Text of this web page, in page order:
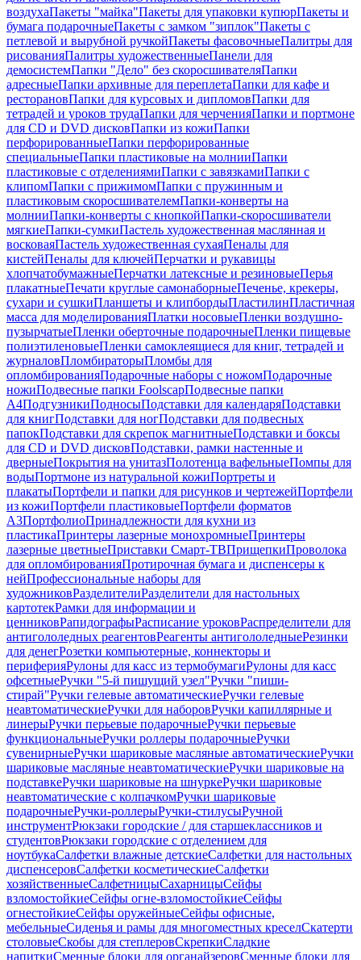
воздухаПакеты "майка"Пакеты для упаковки купюрПакеты и
бумага подарочныеПакеты с замком "зиплок"Пакеты с
петлевой и вырубной ручкойПакеты фасовочныеПалитры для
рисованияПалитры художественныеПанели для
демосистемПапки "Дело" без скоросшивателяПапки
адресныеПапки архивные для переплетаПапки для кафе и
ресторановПапки для курсовых и дипломовПапки для
тетрадей и уроков трудаПапки для черченияПапки и портмоне
для CD и DVD дисковПапки из кожиПапки
перфорированныеПапки перфорированные
специальныеПапки пластиковые на молнииПапки
пластиковые с отделениямиПапки с завязкамиПапки с
клипомПапки с прижимомПапки с пружинным и
пластиковым скоросшивателемПапки-конверты на
молнииПапки-конверты с кнопкойПапки-скоросшиватели
мягкиеПапки-сумкиПастель художественная маслянная и
восковаяПастель художественная сухаяПеналы для
кистейПеналы для ключейПерчатки и рукавицы
хлопчатобумажныеПерчатки латексные и резиновыеПерья
плакатныеПечати круглые самонаборныеПеченье, крекеры,
сухари и сушкиПланшеты и клипбордыПластилинПластичная
масса для моделированияПлатки носовыеПленки воздушно-
пузырчатыеПленки оберточные подарочныеПленки пищевые
полиэтиленовыеПленки самоклеящиеся для книг, тетрадей и
журналовПломбираторыПломбы для
опломбированияПодарочные наборы с ножомПодарочные
ножиПодвесные папки FoolscapПодвесные папки
А4ПодгузникиПодносыПодставки для календаряПодставки
для книгПодставки для ногПодставки для подвесных
папокПодставки для скрепок магнитныеПодставки и боксы
для CD и DVD дисковПодставки, рамки настенные и
дверныеПокрытия на унитазПолотенца вафельныеПомпы для
водыПортмоне из натуральной кожиПортреты и
плакатыПортфели и папки для рисунков и чертежейПортфели
из кожиПортфели пластиковыеПортфели форматов
А3ПортфолиоПринадлежности для кухни из
пластикаПринтеры лазерные монохромныеПринтеры
лазерные цветныеПриставки Смарт-ТВПрищепкиПроволока
для опломбированияПротирочная бумага и диспенсеры к
нейПрофессиональные наборы для
художниковРазделителиРазделители для настольных
картотекРамки для информации и
ценниковРапидографыРасписание уроковРаспределители для
антигололедных реагентовРеагенты антигололедныеРезинки
для денегРозетки компьютерные, коннекторы и
периферияРулоны для касс из термобумагиРулоны для касс
офсетныеРучки "5-й пишущий узел"Ручки "пиши-
стирай"Ручки гелевые автоматическиеРучки гелевые
неавтоматическиеРучки для наборовРучки капиллярные и
линерыРучки перьевые подарочныеРучки перьевые
функциональныеРучки роллеры подарочныеРучки
сувенирныеРучки шариковые масляные автоматическиеРучки
шариковые масляные неавтоматическиеРучки шариковые на
подставкеРучки шариковые на шнуркеРучки шариковые
неавтоматические с колпачкомРучки шариковые
подарочныеРучки-роллерыРучки-стилусыРучной
инструментРюкзаки городские / для старшеклассников и
студентовРюкзаки городские с отделением для
ноутбукаСалфетки влажные детскиеСалфетки для настольных
диспенсеровСалфетки косметическиеСалфетки
хозяйственныеСалфетницыСахарницыСейфы
взломостойкиеСейфы огне-взломостойкиеСейфы
огнестойкиеСейфы оружейныеСейфы офисные,
мебельныеСиденья и рамы для многоместных креселСкатерти
столовыеСкобы для степлеровСкрепкиСладкие
напиткиСменные блоки для органайзеровСменные блоки для